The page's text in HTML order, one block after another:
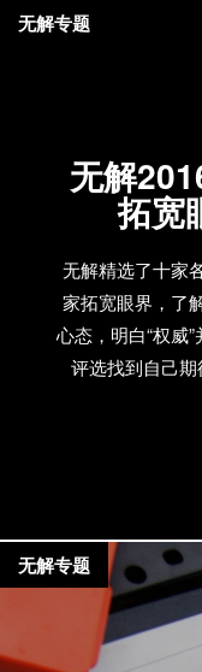
无解
拓宽
无解精选了十家
家拓宽眼界，了
心态，明白“权威
评选找到自己期
无解专题
无解专题